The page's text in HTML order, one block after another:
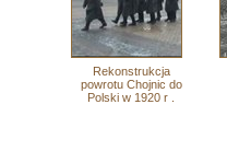
Rekonstrukcja
powrotu Chojnic do
Polski w 1920 r .